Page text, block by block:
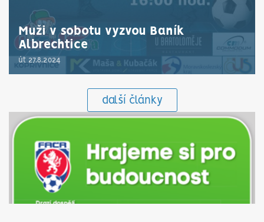
Muži v sobotu vyzvou Baník
Albrechtice
út 27.8.2024
další články